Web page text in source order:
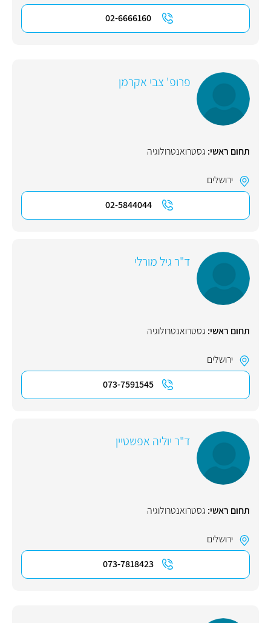
02-6666160
פרופ' צבי אקרמן
תחום ראשי: גסטרואנטרולוגיה
ירושלים
02-5844044
ד"ר גיל מורלי
תחום ראשי: גסטרואנטרולוגיה
ירושלים
073-7591545
ד"ר יוליה אפשטיין
תחום ראשי: גסטרואנטרולוגיה
ירושלים
073-7818423